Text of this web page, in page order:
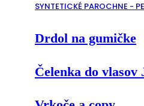
SYNTETICKÉ PAROCHNE -
Drdol na gumičke
Čelenka do vlasov